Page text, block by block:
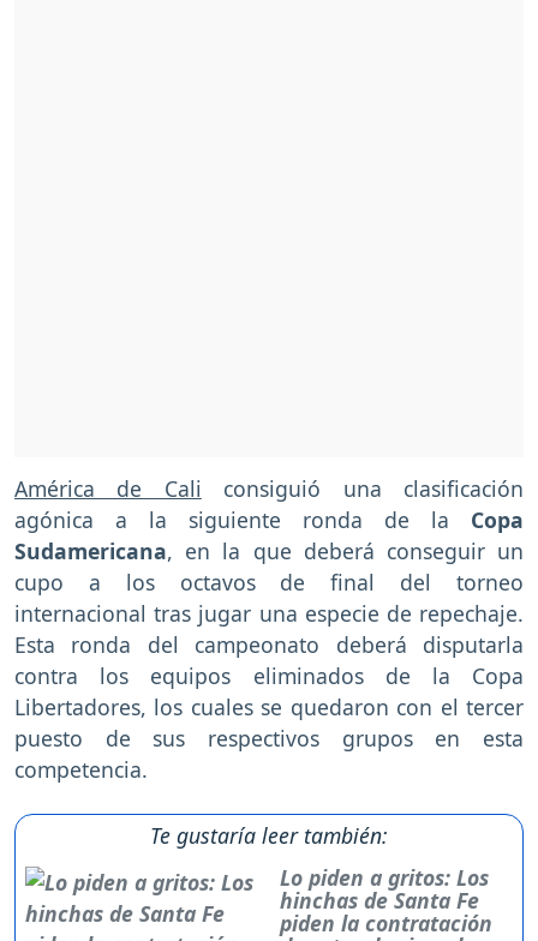
América de Cali consiguió una clasificación
agónica a la siguiente ronda de la Copa
Sudamericana, en la que deberá conseguir un
cupo a los octavos de final del torneo
internacional tras jugar una especie de repechaje.
Esta ronda del campeonato deberá disputarla
contra los equipos eliminados de la Copa
Libertadores, los cuales se quedaron con el tercer
puesto de sus respectivos grupos en esta
competencia.
Te gustaría leer también:
Lo piden a gritos: Los
hinchas de Santa Fe
piden la contratación